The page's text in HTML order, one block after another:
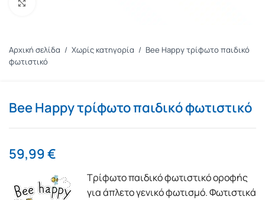
Αρχική σελίδα / Χωρίς κατηγορία / Bee Happy τρίφωτο παιδικό
φωτιστικό
Bee Happy τρίφωτο παιδικό φωτιστικό
59,99€
Τρίφωτο παιδικό φωτιστικό οροφής
για άπλετο γενικό φωτισμό. Φωτιστικά